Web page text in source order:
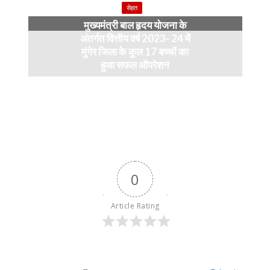
सेहत
मुख्यमंत्री बाल हृदय योजना के
अंतर्गत वित्तीय वर्ष 2023- 24 में
मुंगेर जिला के कुल 17 बच्चों का
हुआ सफल ऑपरेशन
0
Article Rating